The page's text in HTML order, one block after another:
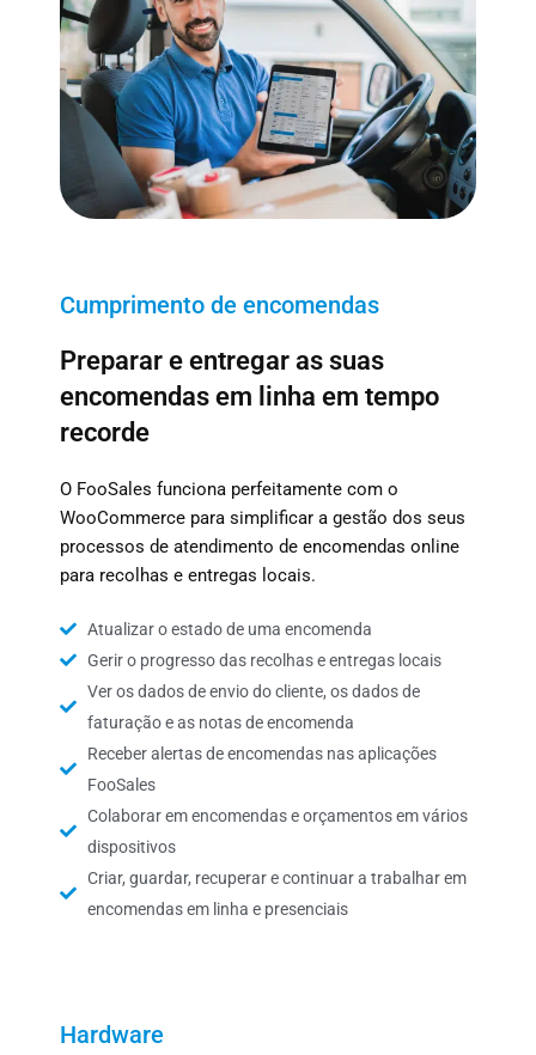
Cumprimento de encomendas
Preparar e entregar as suas
encomendas em linha em tempo
recorde
O FooSales funciona perfeitamente com o
WooCommerce para simplificar a gestão dos seus
processos de atendimento de encomendas online
para recolhas e entregas locais.
Atualizar o estado de uma encomenda
Gerir o progresso das recolhas e entregas locais
Ver os dados de envio do cliente, os dados de
faturação e as notas de encomenda
Receber alertas de encomendas nas aplicações
FooSales
Colaborar em encomendas e orçamentos em vários
dispositivos
Criar, guardar, recuperar e continuar a trabalhar em
encomendas em linha e presenciais
Hardware